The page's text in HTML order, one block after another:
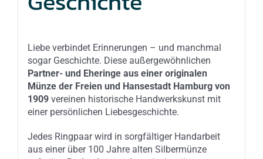
Liebe verbindet Erinnerungen – und manchmal
sogar Geschichte. Diese außergewöhnlichen
Partner- und Eheringe aus einer originalen
Münze der Freien und Hansestadt Hamburg von
1909vereinen historische Handwerkskunst mit
einer persönlichen Liebesgeschichte.
Jedes Ringpaar wird in sorgfältiger Handarbeit
aus einer über 100 Jahre alten Silbermünze